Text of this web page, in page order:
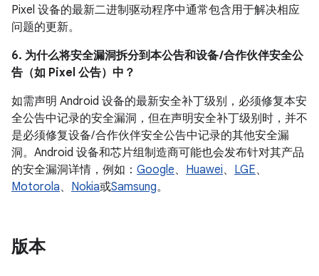
Pixel 设备的最新二进制驱动程序中通常包含用于解决相应
问题的更新。
6. 为什么将安全漏洞拆分到本公告和设备 /合作伙伴安全公
告（如 Pixel 公告）中？
如需声明 Android 设备的最新安全补丁级别，必须修复本安
全公告中记录的安全漏洞，但在声明安全补丁级别时，并不
是必须修复设备/ 合作伙伴安全公告中记录的其他安全漏
洞。Android 设备和芯片组制造商可能也会发布针对其产品
的安全漏洞详情，例如： Google、 Huawei、 LGE、
Motorola、 Nokia或Samsung。
版本